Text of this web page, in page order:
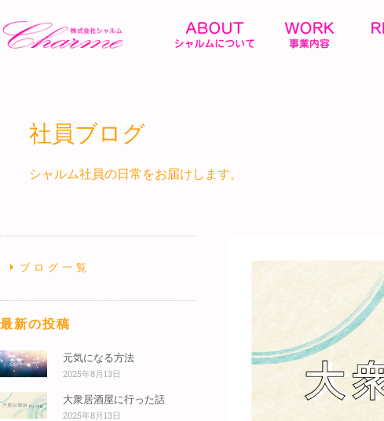
社員ブログ
シャルム社員の日常をお届けします。
ブログ一覧
最新の投稿
元気になる方法
2025年8月13日
大衆居酒屋に行った話
2025年8月13日